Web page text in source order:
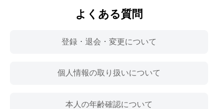
よくある質問
登録 ･ 退会 ･ 変更について
個人情報の取り扱いについて
本人の年齢確認について